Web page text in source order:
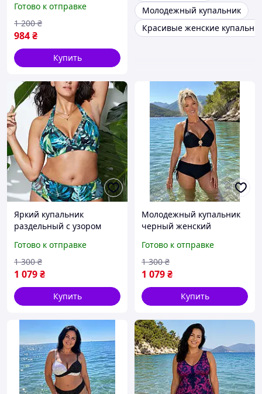
косточках, размер L-XL
Готово к отправке
984₴
1 200 ₴
Купить
Молодежный купальник
Красивые женские
Яркий купальник
раздельный с узором
высокие трусы.. размер
3-4
Готово к отправке
1 079₴
1 300 ₴
Купить
Молодежный купальник
черный женский
размер L, XL
Готово к отправке
1 079₴
1 300 ₴
Купить